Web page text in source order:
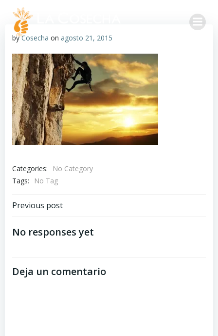
byCosecha on agosto 21, 2015
Categories:
No Category
Tags:
No Tag
Previous post
No responses yet
Deja un comentario